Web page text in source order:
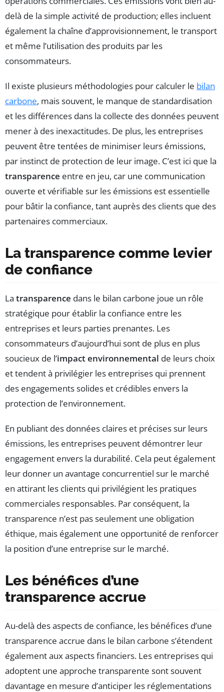
delà de la simple activité de production; elles incluent
également la chaîne d’approvisionnement, le transport
et même l’utilisation des produits par les
consommateurs.
Il existe plusieurs méthodologies pour calculer le bilan
carbone, mais souvent, le manque de standardisation
et les différences dans la collecte des données peuvent
mener à des inexactitudes. De plus, les entreprises
peuvent être tentées de minimiser leurs émissions,
par instinct de protection de leur image. C’est ici que la
transparence entre en jeu, car une communication
ouverte et vérifiable sur les émissions est essentielle
pour bâtir la confiance, tant auprès des clients que des
partenaires commerciaux.
La transparence comme levier
de confiance
La transparence dans le bilan carbone joue un rôle
stratégique pour établir la confiance entre les
entreprises et leurs parties prenantes. Les
consommateurs d’aujourd’hui sont de plus en plus
soucieux de l’impact environnemental de leurs choix
et tendent à privilégier les entreprises qui prennent
des engagements solides et crédibles envers la
protection de l’environnement.
En publiant des données claires et précises sur leurs
émissions, les entreprises peuvent démontrer leur
engagement envers la durabilité. Cela peut également
leur donner un avantage concurrentiel sur le marché
en attirant les clients qui privilégient les pratiques
commerciales responsables. Par conséquent, la
transparence n’est pas seulement une obligation
éthique, mais également une opportunité de renforcer
la position d’une entreprise sur le marché.
Les bénéfices d’une
transparence accrue
Au-delà des aspects de confiance, les bénéfices d’une
transparence accrue dans le bilan carbone s’étendent
également aux aspects financiers. Les entreprises qui
adoptent une approche transparente sont souvent
davantage en mesure d’anticiper les réglementations